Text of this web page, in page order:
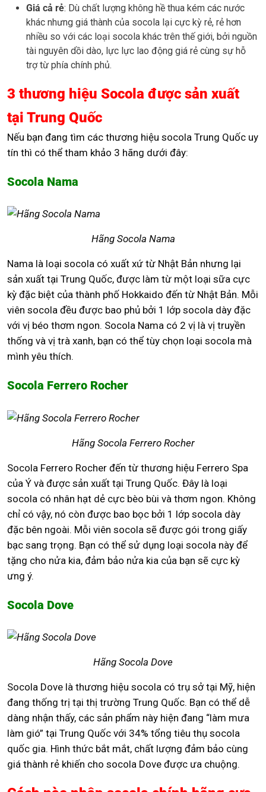
Giá cả rẻ: Dù chất lượng không hề thua kém các nước
khác nhưng giá thành của socola lại cực kỳ rẻ, rẻ hơn
nhiều so với các loại socola khác trên thế giới, bởi nguồn
tài nguyên dồi dào, lực lực lao động giá rẻ cùng sự hỗ
trợ từ phía chính phủ.
3 thương hiệu Socola được sản xuất
tại Trung Quốc
Nếu bạn đang tìm các thương hiệu socola Trung Quốc uy
tín thì có thể tham khảo 3 hãng dưới đây:
Socola Nama
Hãng Socola Nama
Nama là loại socola có xuất xứ từ Nhật Bản nhưng lại
sản xuất tại Trung Quốc, được làm từ một loại sữa cực
kỳ đặc biệt của thành phố Hokkaido đến từ Nhật Bản. Mỗi
viên socola đều được bao phủ bởi 1 lớp socola dày đặc
với vị béo thơm ngon. Socola Nama có 2 vị là vị truyền
thống và vị trà xanh, bạn có thể tùy chọn loại socola mà
mình yêu thích.
Socola Ferrero Rocher
Hãng Socola Ferrero Rocher
Socola Ferrero Rocher đến từ thương hiệu Ferrero Spa
của Ý và được sản xuất tại Trung Quốc. Đây là loại
socola có nhân hạt dẻ cực bèo bùi và thơm ngon. Không
chỉ có vậy, nó còn được bao bọc bởi 1 lớp socola dày
đặc bên ngoài. Mỗi viên socola sẽ được gói trong giấy
bạc sang trọng. Bạn có thể sử dụng loại socola này để
tặng cho nửa kia, đảm bảo nửa kia của bạn sẽ cực kỳ
ưng ý.
Socola Dove
Hãng Socola Dove
Socola Dove là thương hiệu socola có trụ sở tại Mỹ, hiện
đang thống trị tại thị trường Trung Quốc. Bạn có thể dễ
dàng nhận thấy, các sản phẩm này hiện đang “làm mưa
làm gió” tại Trung Quốc với 34% tổng tiêu thụ socola
quốc gia. Hình thức bắt mắt, chất lượng đảm bảo cùng
giá thành rẻ khiến cho socola Dove được ưa chuộng.